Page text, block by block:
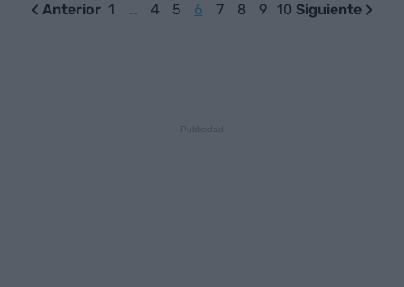
Anterior 1 … 4 5 6 7 8 9 10 Siguiente